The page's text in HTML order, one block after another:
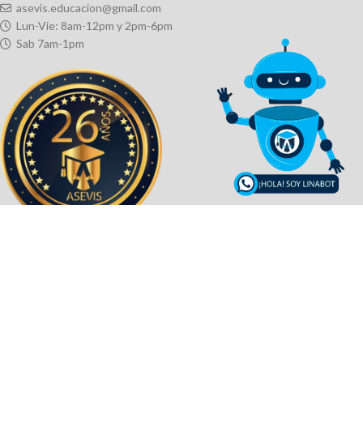
asevis.educacion@gmail.com
Lun-Vie: 8am-12pm y 2pm-6pm
Sab 7am-1pm